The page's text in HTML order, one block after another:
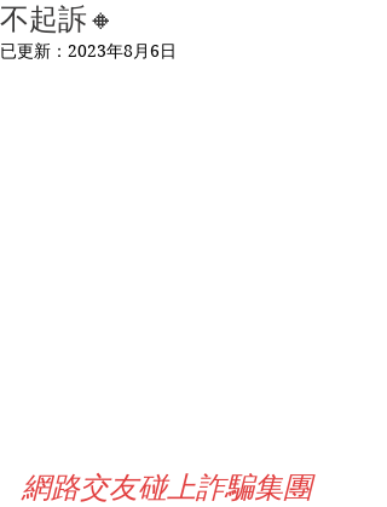
不起訴🔸
已更新： 2023年8月6日
網路交友碰上詐騙集團